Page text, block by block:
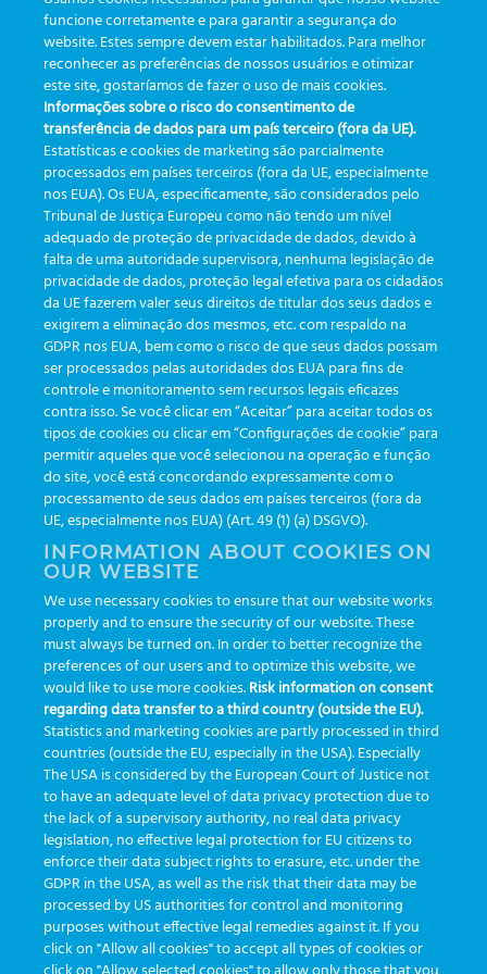
Benutzerhandbuch testversion: einführung
BENUTZERHANDBUCH
TESTVERSION:
EINFÜHRUNG
< 1 min read
Nach Abschluss des Abonnements auf der
Website www.gboetrack.com.br erhält der
Verantwortliche eine E-Mail mit einem Link.
1 – Klicken Sie auf den Link
2 – Geben Sie Ihren Benutzernamen und Ihr Passwort
ein, die Sie in der E-Mail erhalten haben
3 – Beim ersten Zugriff werden Sie aufgefordert, Ihr
Passwort zu ändern und zu bestätigen
4 – Befolgen Sie die nächsten Schritte, um Benutzer und
Einheiten zu konfigurieren
What are your Feelings
Share This Article :
Cockpit Manager-
Konfiguration
Verwendung der APP
auf mobilen Geräten
funcione corretamente e para garantir a segurança do
website. Estes sempre devem estar habilitados. Para melhor
reconhecer as preferências de nossos usuários e otimizar
este site, gostaríamos de fazer o uso de mais cookies.
Informações sobre o risco do consentimento de
transferência de dados para um país terceiro (fora da UE).
Estatísticas e cookies de marketing são parcialmente
processados em países terceiros (fora da UE, especialmente
nos EUA). Os EUA, especificamente, são considerados pelo
Tribunal de Justiça Europeu como não tendo um nível
adequado de proteção de privacidade de dados, devido à
falta de uma autoridade supervisora, nenhuma legislação de
privacidade de dados, proteção legal efetiva para os cidadãos
da UE fazerem valer seus direitos de titular dos seus dados e
exigirem a eliminação dos mesmos, etc. com respaldo na
GDPR nos EUA, bem como o risco de que seus dados possam
ser processados pelas autoridades dos EUA para fins de
controle e monitoramento sem recursos legais eficazes
contra isso. Se você clicar em “Aceitar” para aceitar todos os
tipos de cookies ou clicar em “Configurações de cookie” para
permitir aqueles que você selecionou na operação e função
do site, você está concordando expressamente com o
processamento de seus dados em países terceiros (fora da
UE, especialmente nos EUA) (Art. 49 (1) (a) DSGVO).
INFORMATION ABOUT COOKIES ON
OUR WEBSITE
We use necessary cookies to ensure that our website works
properly and to ensure the security of our website. These
must always be turned on. In order to better recognize the
preferences of our users and to optimize this website, we
would like to use more cookies.Risk information on consent
regarding data transfer to a third country (outside the EU).
Statistics and marketing cookies are partly processed in third
countries (outside the EU, especially in the USA). Especially
The USA is considered by the European Court of Justice not
to have an adequate level of data privacy protection due to
the lack of a supervisory authority, no real data privacy
legislation, no effective legal protection for EU citizens to
enforce their data subject rights to erasure, etc. under the
GDPR in the USA, as well as the risk that their data may be
processed by US authorities for control and monitoring
purposes without effective legal remedies against it. If you
click on "Allow all cookies" to accept all types of cookies or